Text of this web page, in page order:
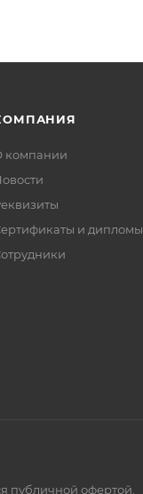
компании
и дипломы
публичной офертой.